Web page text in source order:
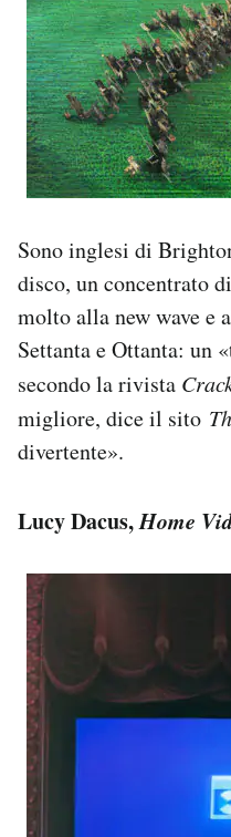
Sono inglesi di
disco, un concentrato
molto alla new wave e
Settanta e Ottanta: un
secondo la rivista
migliore, dice il sito
divertente».
Lucy Dacus,Home